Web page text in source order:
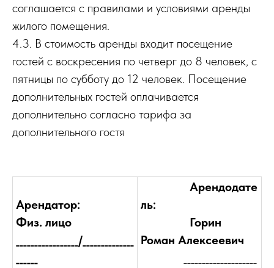
соглашается с правилами и условиями аренды
жилого помещения.
4.3. В стоимость аренды входит посещение
гостей с воскресения по четверг до 8 человек, с
пятницы по субботу до 12 человек. Посещение
дополнительных гостей оплачивается
дополнительно согласно тарифа за
дополнительного гостя
Арендатор:
Физ. лицо
_________________/______________
Арендодате
ль:
Горин
Роман Алексеевич